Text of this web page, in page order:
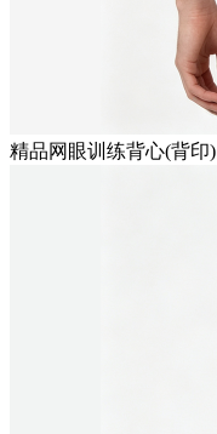
精品网眼训练背心(背印)